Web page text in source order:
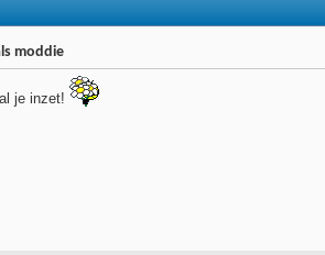
moddie
je inzet!